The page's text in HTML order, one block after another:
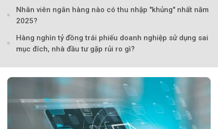
Theo
Nhân viên ngân hàng nào có thu nhập "khủng" nhất năm
2025?
Hàng nghìn tỷ đồng trái phiếu doanh nghiệp sử dụng sai
mục đích, nhà đầu tư gặp rủi ro gì?